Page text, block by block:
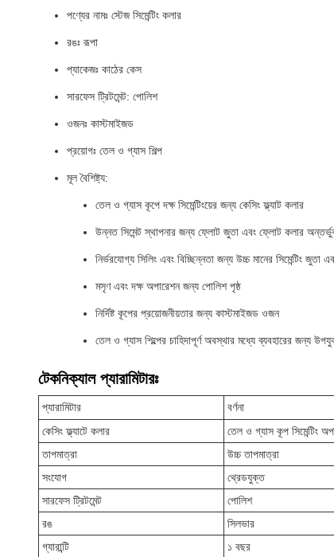
পণ্যের নামঃ স্টেজ সিমেন্টিং কলার
রঙঃ রূপা
প্যাকেজঃ কাঠের কেস
সারফেস ট্রিটমেন্ট: পোলিশ
ওজনঃ কাস্টমাইজড
প্রয়োগঃ তেল ও গ্যাস শিল্প
মূল বৈশিষ্ট্য:
তেল ও গ্যাস কূপে দক্ষ সিমেন্টিংয়ের জন্য কেসিং ফ্ল্যাট কলার
উন্নত সিমেন্ট স্থাপনার জন্য ফ্লোট জুতা এবং ফ্লোট কলার
নির্ভরযোগ্য সিলিং এবং বিচ্ছিন্নতা জন্য উচ্চ মানের সিমেন্টিং জুতা
মসৃণ এবং দক্ষ অপারেশন জন্য পোলিশ পৃষ্ঠ
নির্দিষ্ট কূপের প্রয়োজনীয়তার জন্য কাস্টমাইজড ওজন
তেল ও গ্যাস শিল্পের চাহিদাপূর্ণ অবস্থার মধ্যে ব্যবহারের জন্য
টেকনিক্যাল প্যারামিটারঃ
প্যারামিটার
বর্ণনা
কেসিং ফ্ল্যাটে কলার
তেল ও গ্যাস কূপ সিমেন্টিং
তাপমাত্রা
উচ্চ তাপমাত্রা
সংযোগ
থ্রেডযুক্ত
সারফেস ট্রিটমেন্ট
পোলিশ
রঙ
সিলভার
গ্যারান্টি
১ বছর